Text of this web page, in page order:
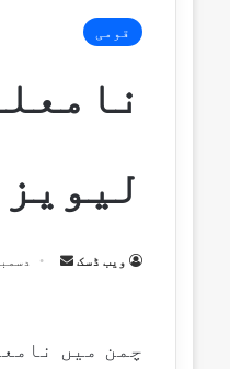
قومی
ویب ڈسک
Send دسمبر 24,
چمن میں